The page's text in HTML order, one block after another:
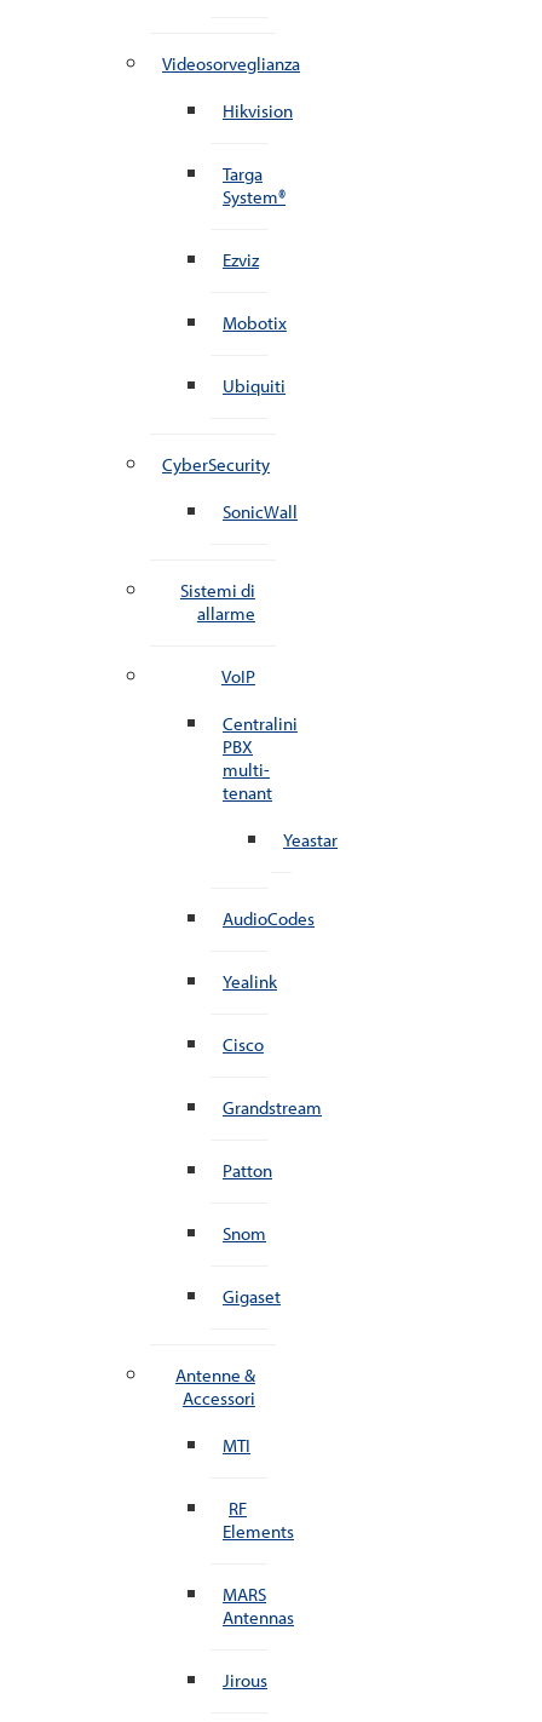
Videosorveglianza
Hikvision
Targa
System®
Ezviz
Mobotix
Ubiquiti
CyberSecurity
SonicWall
Sistemi di
allarme
VoIP
Centralini
PBX
multi-
tenant
Yeastar
AudioCodes
Yealink
Cisco
Grandstream
Patton
Snom
Gigaset
Antenne &
Accessori
MTI
RF
Elements
MARS
Antennas
Jirous